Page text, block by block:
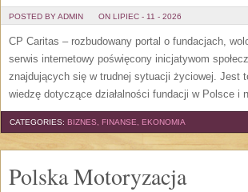
POSTED BY ADMIN ON LIPIEC - 11 - 2026
CP Caritas – rozbudowany portal o fundacjach,
serwis internetowy poświęcony inicjatywom
znajdujących się w trudnej sytuacji życiowej. Jest
wiedzę dotyczące działalności fundacji w Polsce i
CATEGORIES: BIZNES, FINANSE, EKONOMIA
Polska Motoryzacja